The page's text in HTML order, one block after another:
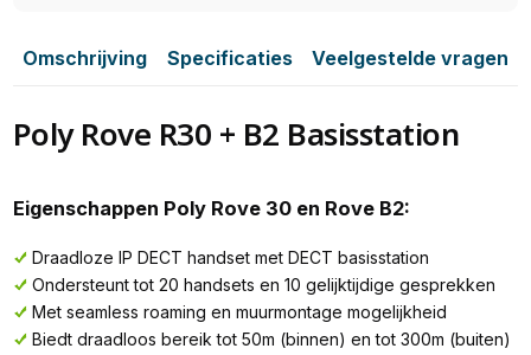
Omschrijving Specificaties Veelgestelde vragen
Poly Rove R30 + B2 Basisstation
Eigenschappen Poly Rove 30 en Rove B2:
Draadloze IP DECT handset met DECT basisstation
Ondersteunt tot 20 handsets en 10 gelijktijdige gesprekken
Met seamless roaming en muurmontage mogelijkheid
Biedt draadloos bereik tot 50m (binnen) en tot 300m (buiten)